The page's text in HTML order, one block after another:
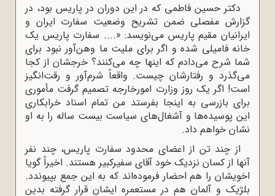
دکتر حسین فاطمى که در این دوران در پاریس بود، در
گزارش مفصلى ضمن تشریح وضعیت سفارت ایران و
ایرانیان مقیم پاریس مى‌نویسد: «.... سفارت پاریس یک
خانه فامیلى شده و اگر براى ملیت ما وهن‌آور نبود براى
شما شرح مى‌دادم که اینها چه مى‌کنند؟ خرجشان از کجا
مى‌گذرد و رفتارشان چیست. واقعاً شرم‌آور و رقت‌انگیز
است! اگر یک روز وزارت امورخارجه تصمیم گرفت مأمورى
براى بازرسى به اینجا بفرستد من تمام اسناد خرابکارى
این پوسیده‌ها و آشغال‌هاى سیاست بیست ساله را به او
نشان خواهم داد.
از چند تن از اعضاى محدود سفارت پاریس، چند نفر
آنها از کسان نزدیک خود آقاى سفیرکبیر هستند. اخیراً گویا
اخویشان را هم احضار فرموده‌اند که به این جمع بپیوندد.
بلژیک و آلمان هم در مستعمره ایشان قرار گرفته بدین